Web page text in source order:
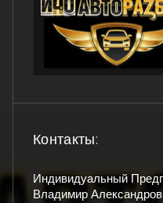
Контакты:
Индивидуальный
Владимир